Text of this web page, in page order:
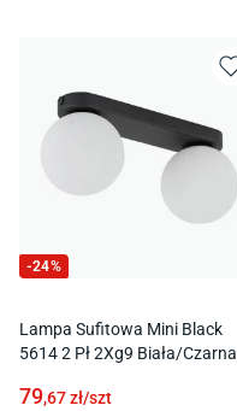
-24%
Lampa Sufitowa Mini Black
5614 2 Pł 2Xg9 Biała/Czarna
79,67zł/szt